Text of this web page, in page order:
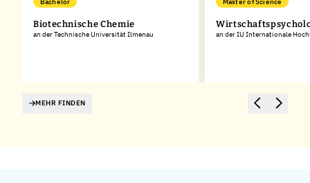
Biotechnische Chemie
an der Technische Universität Ilmenau an der IU Internationale
MEHR FINDEN